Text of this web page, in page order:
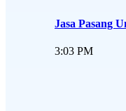
Jasa Pasang
3:03 PM